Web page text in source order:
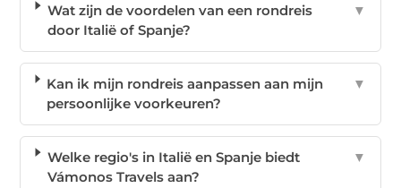
Wat zijn de voordelen van een rondreis
door Italië of Spanje?
▼
Kan ik mijn rondreis aanpassen aan mijn
persoonlijke voorkeuren?
▼
Welke regio's in Italië en Spanje biedt
Vámonos Travels aan?
▼